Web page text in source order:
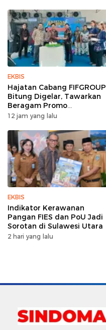
EKBIS
Hajatan Cabang FIFGROUP
Bitung Digelar, Tawarkan
Beragam Promo
Pembiayaan untuk Warga
12 jam yang lalu
EKBIS
Indikator Kerawanan
Pangan FIES dan PoU Jadi
Sorotan di Sulawesi Utara
2 hari yang lalu